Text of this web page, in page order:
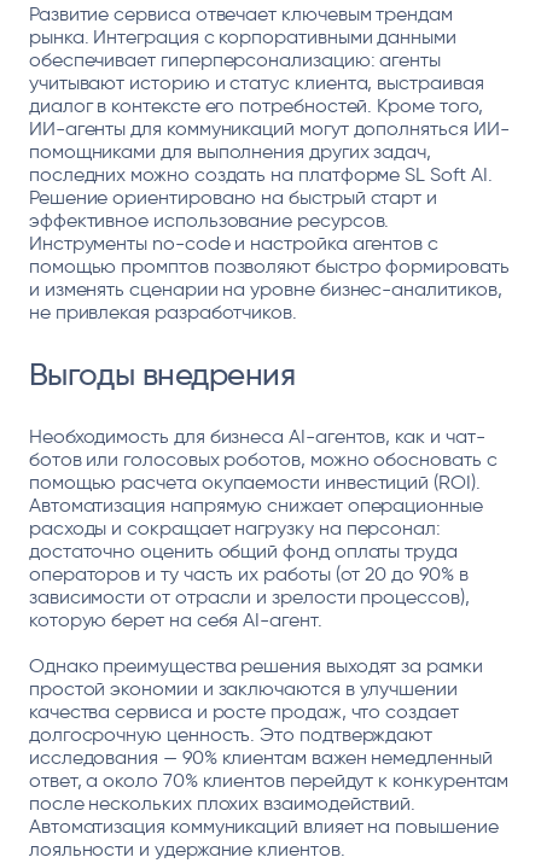
Развитие сервиса отвечает ключевым трендам
рынка. Интеграция с корпоративными данными
обеспечивает гиперперсонализацию: агенты
учитывают историю и статус клиента, выстраивая
диалог в контексте его потребностей. Кроме того,
ИИ-агенты для коммуникаций могут дополняться ИИ-
помощниками для выполнения других задач,
последних можно создать на платформе SL Soft AI.
Решение ориентировано на быстрый старт и
эффективное использование ресурсов.
Инструменты no-code и настройка агентов с
помощью промптов позволяют быстро формировать
и изменять сценарии на уровне бизнес-аналитиков,
не привлекая разработчиков.
Выгоды внедрения
Необходимость для бизнеса AI-агентов, как и чат-
ботов или голосовых роботов, можно обосновать с
помощью расчета окупаемости инвестиций (ROI).
Автоматизация напрямую снижает операционные
расходы и сокращает нагрузку на персонал:
достаточно оценить общий фонд оплаты труда
операторов и ту часть их работы (от 20 до 90% в
зависимости от отрасли и зрелости процессов),
которую берет на себя AI-агент.
Однако преимущества решения выходят за рамки
простой экономии и заключаются в улучшении
качества сервиса и росте продаж, что создает
долгосрочную ценность. Это подтверждают
исследования — 90% клиентам важен немедленный
ответ, а около 70% клиентов перейдут к конкурентам
после нескольких плохих взаимодействий.
Автоматизация коммуникаций влияет на повышение
лояльности и удержание клиентов.